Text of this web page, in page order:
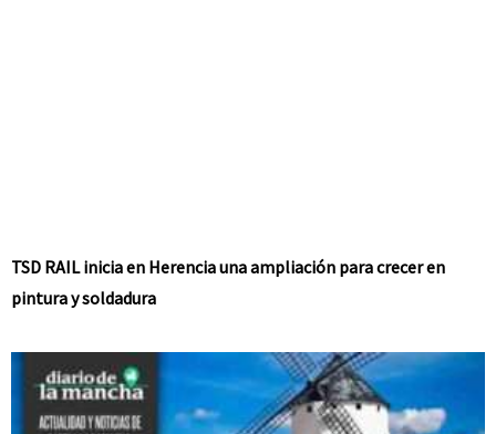
TSD RAIL inicia en Herencia una ampliación para crecer en
pintura y soldadura